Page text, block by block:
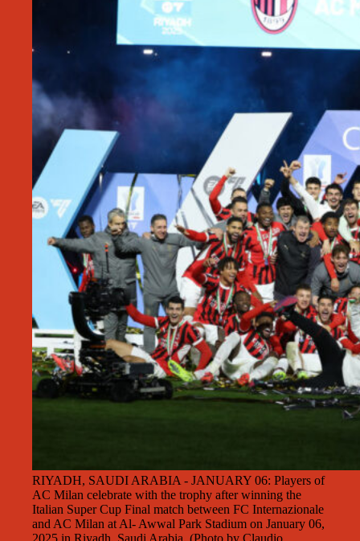
RIYADH, SAUDI ARABIA - JANUARY 06: Players of
AC Milan celebrate with the trophy after winning the
Italian Super Cup Final match between FC Internazionale
and AC Milan at Al- Awwal Park Stadium on January 06,
2025 in Riyadh, Saudi Arabia. (Photo by Claudio